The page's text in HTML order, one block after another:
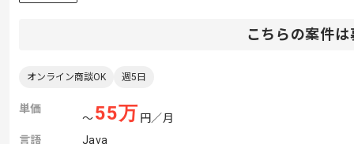
こちらの案件
オンライン商談OK 週5日
単価
〜55万 円／月
言語
Java